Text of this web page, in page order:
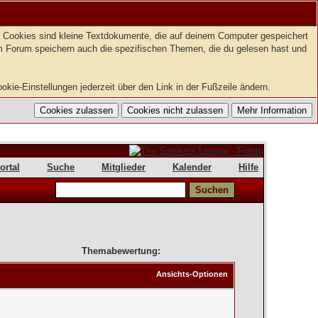
sind kleine Textdokumente, die auf deinem Computer gespeichert
speichern auch die spezifischen Themen, die du gelesen hast und
Einstellungen jederzeit über den Link in der Fußzeile ändern.
Suche Mitglieder Kalender Hilfe
Themabewertung:
Ansichts-Optionen